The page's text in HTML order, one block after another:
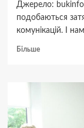
–
Роман
Джерело:
подобаються
комунікацій. І
БільшеДокладніше
Клічук